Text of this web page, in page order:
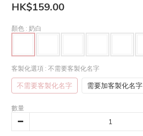
HK$159.00
顏色 : 奶白
客製化選項 : 不需要客製化名字
不需要客製化名字 需要加客製化名字
數量